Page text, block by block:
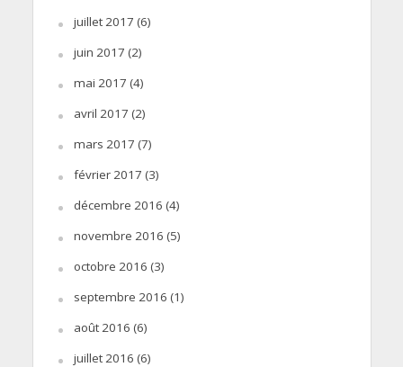
juillet 2017 (6)
juin 2017 (2)
mai 2017 (4)
avril 2017 (2)
mars 2017 (7)
février 2017 (3)
décembre 2016 (4)
novembre 2016 (5)
octobre 2016 (3)
septembre 2016 (1)
août 2016 (6)
juillet 2016 (6)